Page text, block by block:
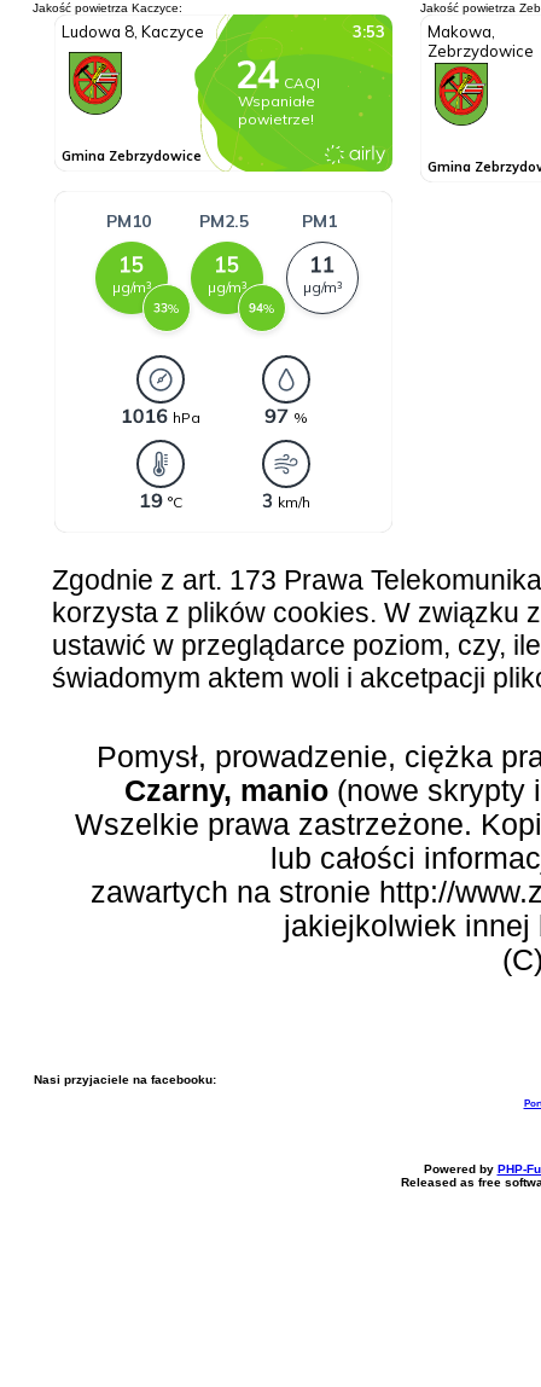
Jakość powietrza Kaczyce: Jakość powietrza
Zgodnie z art. 173 Prawa
korzysta z plików cookies. W związku
ustawić w przeglądarce poziom, czy,
świadomym aktem woli i akcetpacji
Pomysł, prowadzenie, ciężka
Czarny, manio (nowe skrypty
Wszelkie prawa zastrzeżone.
lub całości
zawartych na stronie http://
jakiejkolwiek innej
Nasi przyjaciele na facebooku:
Powered by PHP-
Released as free